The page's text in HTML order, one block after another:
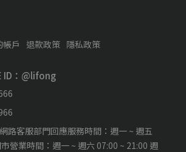
帳戶 退款政策 隱私政策
ID：@lifong
路客服部門回應服務時間：週一 ~ 週五
營業時間：週一 ~ 週六 07:00 ~ 21:00 週